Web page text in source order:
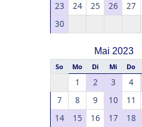
23
24 25 26 27
30
Mai 2023
So Mo Di Mi Do
1 2 3 4
7
8 9 10 11
14
15 16 17 18